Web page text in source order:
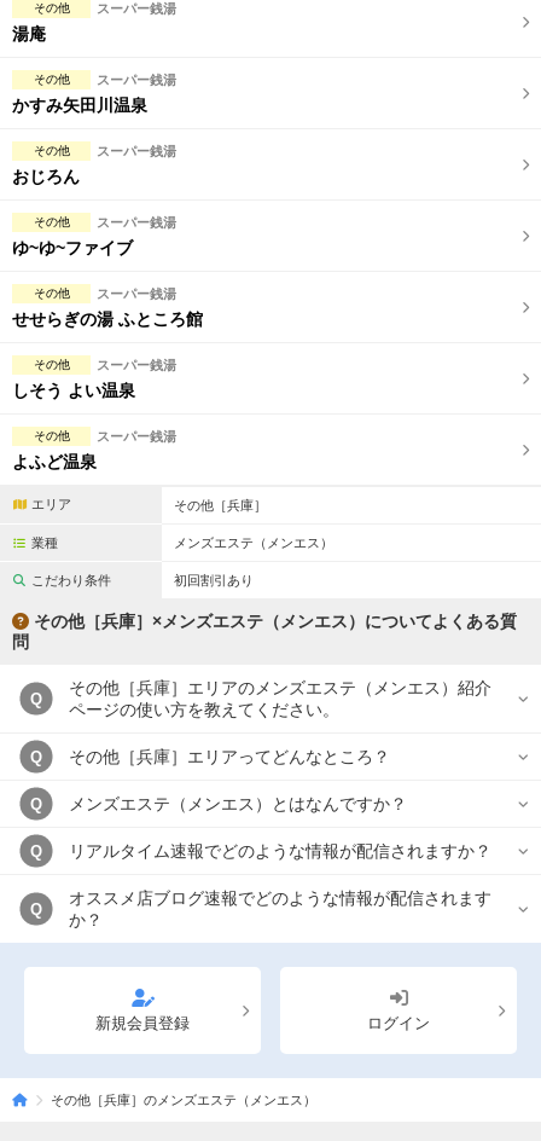
その他 スーパー銭湯
湯庵
その他 スーパー銭湯
かすみ矢田川温泉
その他 スーパー銭湯
おじろん
その他 スーパー銭湯
ゆ~ゆ~ファイブ
その他 スーパー銭湯
せせらぎの湯 ふところ館
その他 スーパー銭湯
しそう よい温泉
その他 スーパー銭湯
よふど温泉
エリア その他［兵庫］
業種 メンズエステ（メンエス）
こだわり条件 初回割引あり
その他［兵庫］×メンズエステ（メンエス）についてよくある質
問
Q
その他［兵庫］エリアのメンズエステ（メンエス）紹介
ページの使い方を教えてください。
Q その他［兵庫］エリアってどんなところ？
Q メンズエステ（メンエス）とはなんですか？
Q リアルタイム速報でどのような情報が配信されますか？
Q
オススメ店ブログ速報でどのような情報が配信されます
か？
新規会員登録 ログイン
その他［兵庫］のメンズエステ（メンエス）